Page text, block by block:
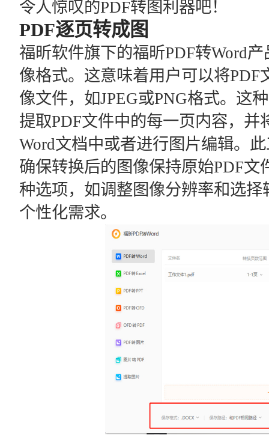
令人惊叹的PDF转图利器吧！
PDF逐页转成图
福昕软件旗下的福昕PDF转Word
像格式。这意味着用户可以将
像文件，如JPEG或PNG格式。这
提取PDF文件中的每一页内容，
Word文档中或者进行图片编辑。
确保转换后的图像保持原始PDF
种选项，如调整图像分辨率和选
个性化需求。